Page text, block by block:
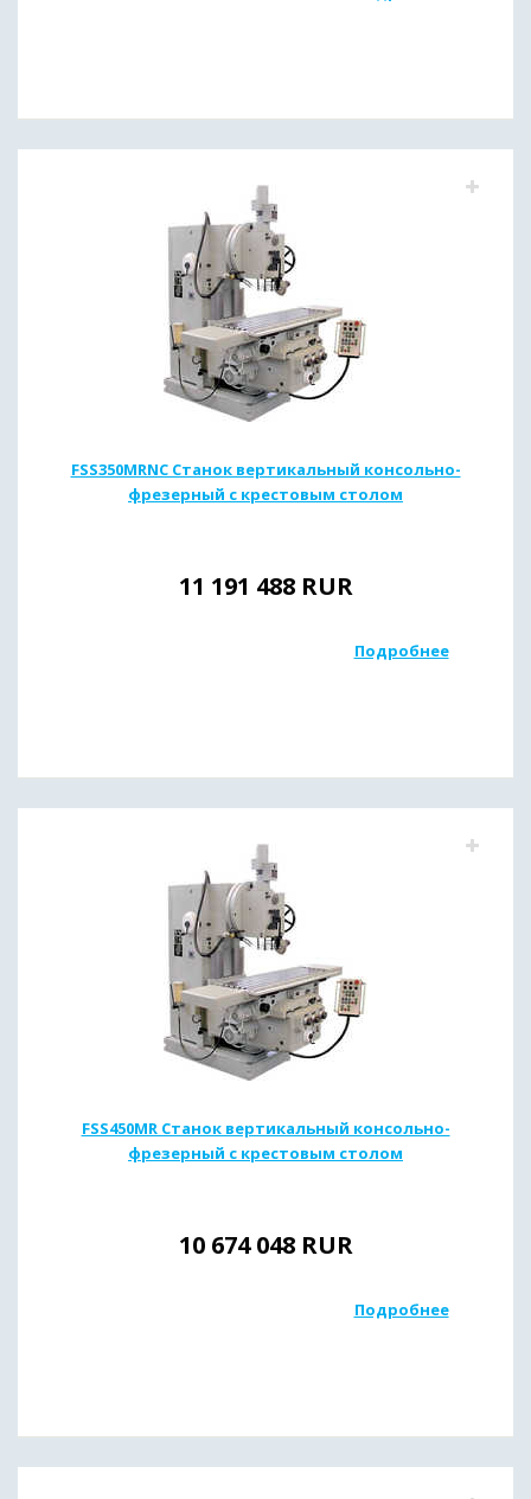
FSS350MRNC Станок вертикальный консольно-
фрезерный с крестовым столом
11 191 488 RUR
Подробнее
FSS450MR Станок вертикальный консольно-
фрезерный с крестовым столом
10 674 048 RUR
Подробнее